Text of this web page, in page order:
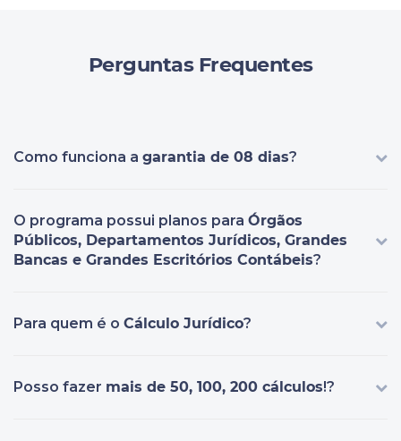
Perguntas Frequentes
Como funciona a garantia de 08 dias?
O programa possui planos para Órgãos
Públicos, Departamentos Jurídicos, Grandes
Bancas e Grandes Escritórios Contábeis?
Para quem é o Cálculo Jurídico?
Posso fazer mais de 50, 100, 200 cálculos!?